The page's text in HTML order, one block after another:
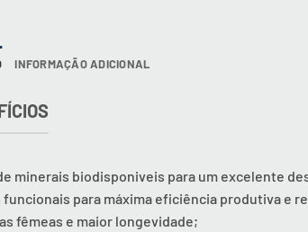
INFORMAÇÃO ADICIONAL
minerais biodisponiveis para um excelente
funcionais para máxima eficiência produtiva e
fêmeas e maior longevidade;